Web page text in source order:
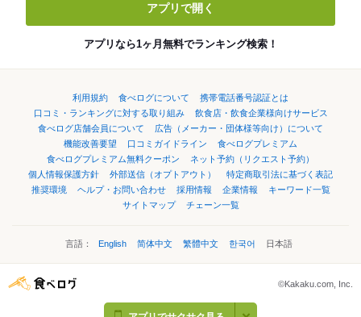
アプリで開く
アプリなら1ヶ月無料でランキング検索！
利用規約 食べログについて
携帯電話番号認証とは
口コミ・ランキングに対する取り組み
飲食店・飲食企業様向けサービス
食べログ店舗会員について
広告（メーカー・団体様等向け）について
機能改善要望
口コミガイドライン
食べログプレミアム
食べログプレミアム無料クーポン
ネット予約（リクエスト予約）
個人情報保護方針
外部送信（オプトアウト）
特定商取引法に基づく表記
推奨環境
ヘルプ・お問い合わせ 採用情報 企業情報
キーワード一覧
サイトマップ
チェーン一覧
言語： English 简体中文 繁體中文 한국어 日本語
©Kakaku.com, Inc.